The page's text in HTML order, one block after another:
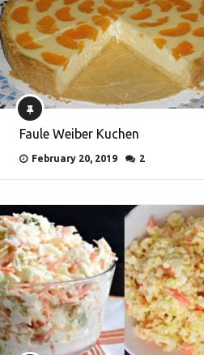
Faule Weiber Kuchen
February 20, 2019 2